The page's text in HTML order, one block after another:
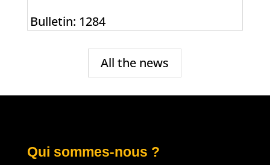
Bulletin: 1284
All the news
Qui sommes-nous ?